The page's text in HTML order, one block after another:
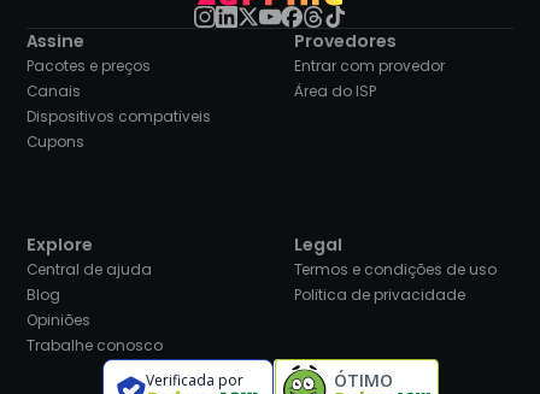
Assine
Pacotes e preços
Canais
Dispositivos compatíveis
Cupons
Provedores
Entrar com provedor
Área do ISP
Explore
Central de ajuda
Blog
Opiniões
Trabalhe conosco
Legal
Termos e condições de uso
Política de privacidade
Verificada por ÓTIMO